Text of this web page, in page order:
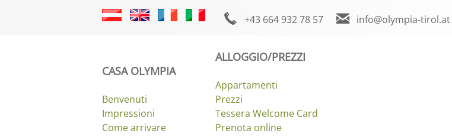
+43 664 932 78 57 info@olympia-tirol.at
CASA OLYMPIA
Benvenuti
Impressioni
Come arrivare
ALLOGGIO/PREZZI
Appartamenti
Prezzi
Tessera Welcome Card
Prenota online